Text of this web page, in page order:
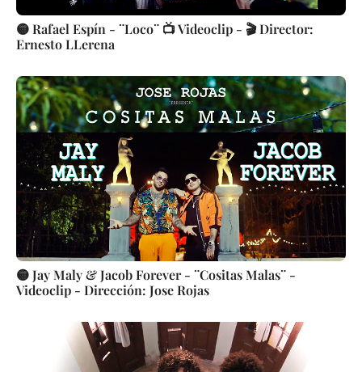
🟡 Rafael Espín - ¨Loco¨ 📺 Videoclip - 🎬 Director:
Ernesto LLerena
🟡 Jay Maly & Jacob Forever - ¨Cositas Malas¨ -
Videoclip - Dirección: Jose Rojas